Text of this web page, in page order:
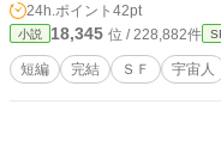
24h.ポイント 42pt
小説 18,345 位 / 228,882件
短編 完結 ＳＦ 宇宙人